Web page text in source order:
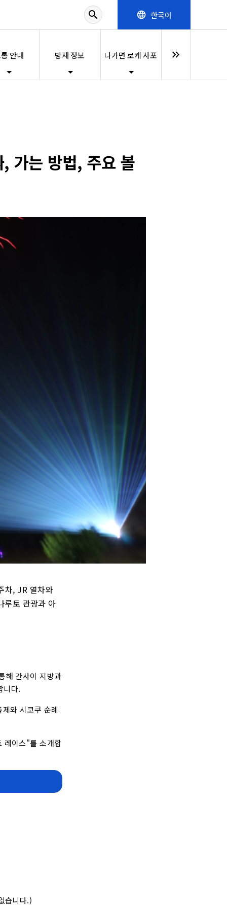
search language 한국어
안내 방재 정보 나가면 로케 사포 keyboard_double_arrow_right
가는 방법, 주요 볼
차, JR 열차와
루토 관광과 아
해 간사이 지방과
니다.
와 시코쿠 순례
레이스"를 소개합
습니다.)